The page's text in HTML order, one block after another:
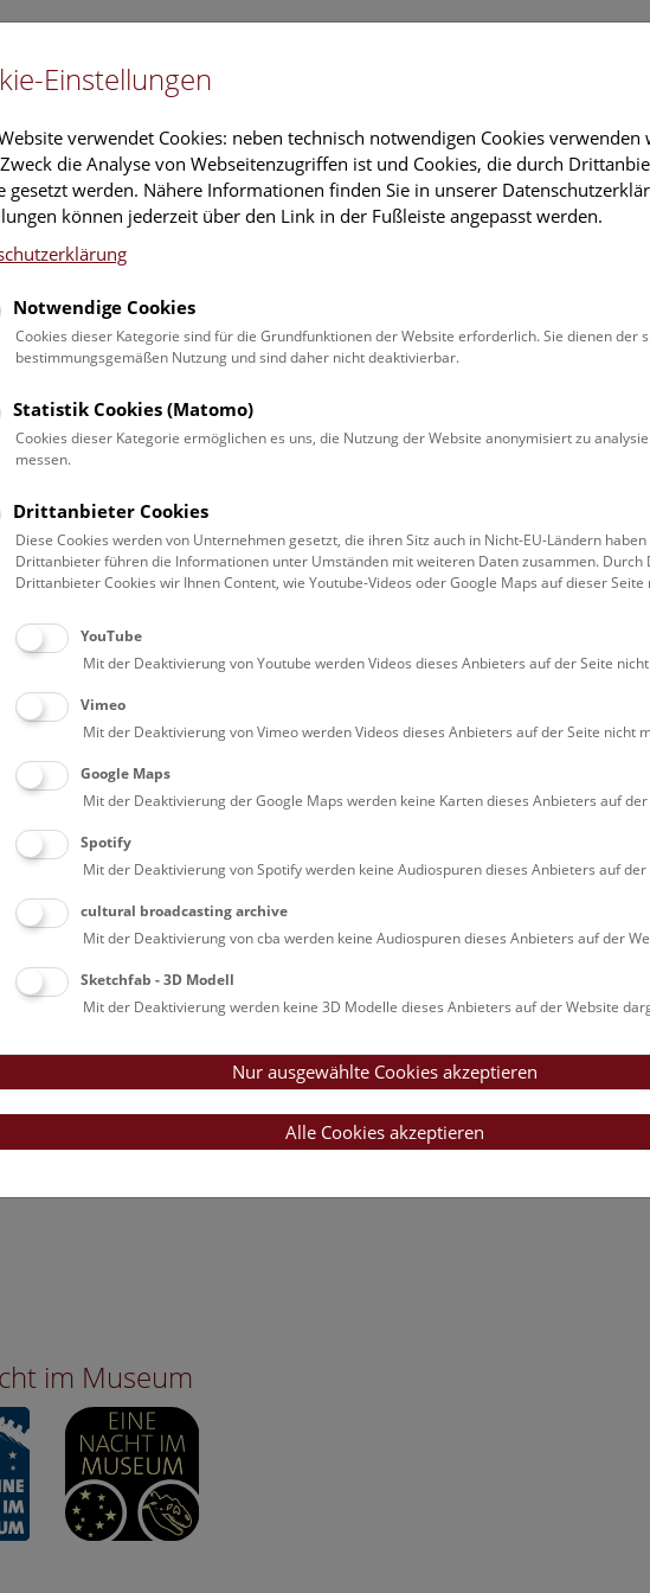
Forschung Führungen & Aktivitäten Deck 50
und Schulprogrammen finden Sie
Erwachsene (0)
Familien (0)
Führungen &
Kulinarik &
Ergebnisse. Dienstags ist das NHM Wien in der Regel geschlossen.
im Museum
Einstellungen
verwendet Cookies: neben technisch notwendigen Cookies verwenden
die Analyse von Webseitenzugriffen ist und Cookies, die durch
gesetzt werden. Nähere Informationen finden Sie in unserer
können jederzeit über den Link in der Fußleiste angepasst werden.
Notwendige Cookies
Cookies dieser Kategorie sind für die Grundfunktionen der Website erforderlich. Sie dienen der
bestimmungsgemäßen Nutzung und sind daher nicht deaktivierbar.
Statistik Cookies (Matomo)
Cookies dieser Kategorie ermöglichen es uns, die Nutzung der Website anonymisiert zu
messen.
Drittanbieter Cookies
Diese Cookies werden von Unternehmen gesetzt, die ihren Sitz auch in Nicht-EU-Ländern haben
Drittanbieter führen die Informationen unter Umständen mit weiteren Daten zusammen. Durch
Drittanbieter Cookies wir Ihnen Content, wie Youtube-Videos oder Google Maps auf dieser
YouTube
Mit der Deaktivierung von Youtube werden Videos dieses Anbieters auf der Seite
Vimeo
Mit der Deaktivierung von Vimeo werden Videos dieses Anbieters auf der Seite nicht
Google Maps
Mit der Deaktivierung der Google Maps werden keine Karten dieses Anbieters auf
Spotify
Mit der Deaktivierung von Spotify werden keine Audiospuren dieses Anbieters auf
cultural broadcasting archive
Mit der Deaktivierung von cba werden keine Audiospuren dieses Anbieters auf der
Sketchfab - 3D Modell
Mit der Deaktivierung werden keine 3D Modelle dieses Anbieters auf der Website
Nur ausgewählte Cookies akzeptieren
Alle Cookies akzeptieren